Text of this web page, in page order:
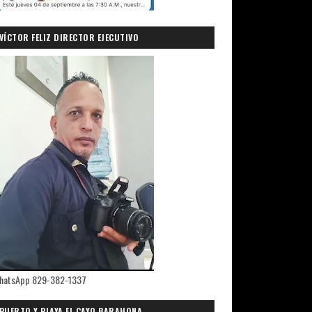
FELIZ DIRECTOR EJECUTIVO
829-382-1337